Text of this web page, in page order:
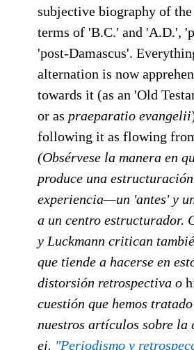
subjective biography of
terms of 'B.C.' and 'A.D.',
'post-Damascus'.
alternation is now
towards it (as an 'Old
or as praeparatio evangelii
following it as flowing
(Obsérvese la manera en
produce una
experiencia—un 'antes' y
a un centro estructurador.
y Luckmann critican
que tiende a hacerse en
distorsión retrospectiva o
cuestión que hemos
nuestros artículos sobre la
ej. "Periodismo y